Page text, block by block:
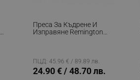
Преса За Къдрене И
Изправяне Remington
Златист/черен
ПЦД: 45.96 € / 89.89 лв.
24.90 € / 48.70 лв.